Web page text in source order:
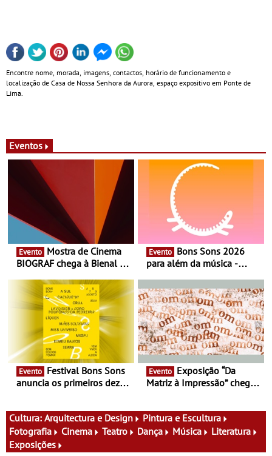
Encontre nome, morada, imagens, contactos, horário de funcionamento e
localização de Casa de Nossa Senhora da Aurora, espaço expositivo em Ponte de
Lima.
Eventos
Evento
BIOGRAF chega à Bienal de
Documentário, ensaio
fílmico e práticas artísticas
Evento
para além da música -
percursos, oficinas,
atividades para toda a
família e muito mais
Evento
anuncia os primeiros dez
Evento
Matriz à Impressão” chega
nova exposição do Museu
do Oriente prova-o
Cultura: Arquitectura e Design
Pintura e Escultura
Fotografia
Cinema Teatro Dança Música
Literatura
Exposições